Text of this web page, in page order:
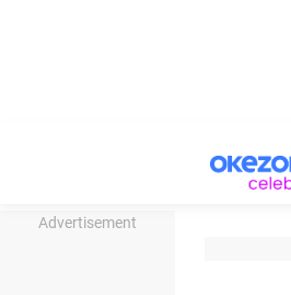
Advertisement